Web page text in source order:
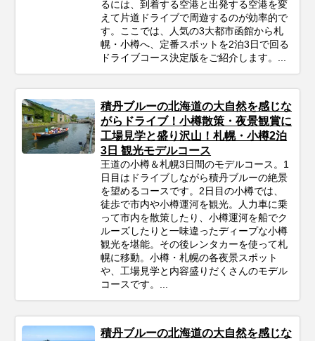
るには、到着する空港と出発する空港を変
えて片道ドライブで周遊するのが効率的で
す。ここでは、人気の3大都市函館から札
幌・小樽へ、定番スポットを2泊3日で回る
ドライブコース決定版をご紹介します。...
積丹ブルーの北海道の大自然を感じな
がらドライブ！小樽散策・夜景観賞に
工場見学と盛り沢山！札幌・小樽2泊
3日 観光モデルコース
王道の小樽＆札幌3日間のモデルコース。1
日目はドライブしながら積丹ブルーの絶景
を望めるコースです。2日目の小樽では、
徒歩で市内や小樽運河を観光。人力車に乗
って市内を散策したり、小樽運河を船でク
ルーズしたりと一味違ったディープな小樽
観光を堪能。その後レンタカーを使って札
幌に移動。小樽・札幌の各夜景スポット
や、工場見学と内容盛りだくさんのモデル
コースです。...
積丹ブルーの北海道の大自然を感じな